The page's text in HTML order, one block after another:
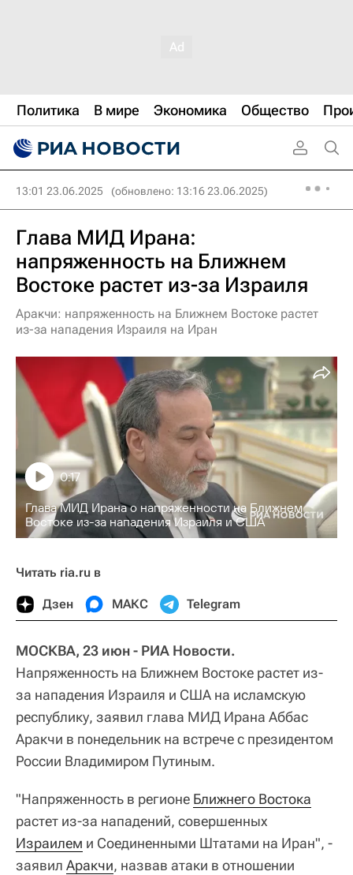
Политика В мире Экономика Общество
13:01 23.06.2025 (обновлено: 13:16 23.06.2025)
Глава МИД Ирана:
напряженность на Ближнем
Востоке растет из-за Израиля
Аракчи: напряженность на Ближнем Востоке растет
из-за нападения Израиля на Иран
Глава МИД Ирана о напряженности на Ближнем
Востоке из-за нападения Израиля и США
0:17
Читать ria.ru в
Дзен МАКС Telegram
МОСКВА, 23 июн - РИА Новости.
Напряженность на Ближнем Востоке растет из-
за нападения Израиля и США на исламскую
республику, заявил глава МИД Ирана Аббас
Аракчи в понедельник на встрече с президентом
России Владимиром Путиным.
"Напряженность в регионе Ближнего Востока
растет из-за нападений, совершенных
Израилем и Соединенными Штатами на Иран", -
заявил Аракчи, назвав атаки в отношении